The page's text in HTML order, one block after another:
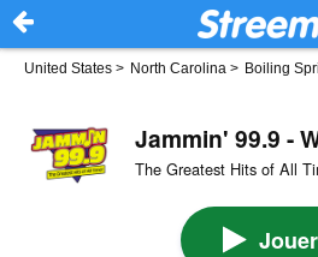
United States > North Carolina > Boiling
Jammin' 99.9 -
The Greatest Hits of All
Jouer